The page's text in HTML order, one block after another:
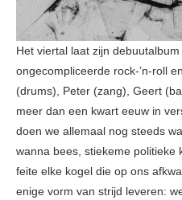
Het viertal laat zijn debuutalbum
ongecompliceerde rock-’n-roll
(drums), Peter (zang), Geert
meer dan een kwart eeuw in
doen we allemaal nog steeds
wanna bees, stiekeme politieke
feite elke kogel die op ons
enige vorm van strijd leveren: